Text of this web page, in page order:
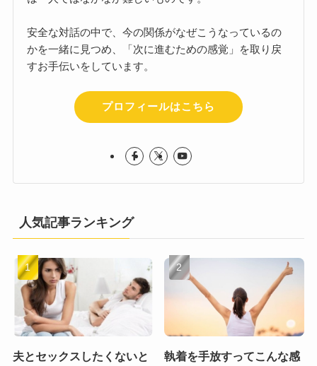
安全な対話の中で、今の関係がなぜこうなっているの
かを一緒に見つめ、「次に進むための感覚」を取り戻
すお手伝いをしています。
プロフィールはこちら
人気記事ランキング
夫とセックスしたくないと
執着を手放すってこんな感